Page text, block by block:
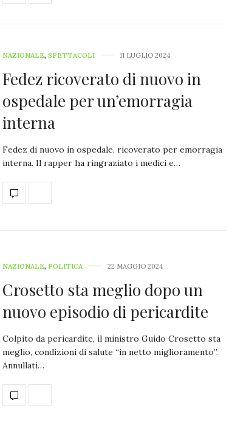
NAZIONALE, SPETTACOLI 11 LUGLIO 2024
Fedez ricoverato di nuovo in
ospedale per un’emorragia
interna
Fedez di nuovo in ospedale, ricoverato per emorragia
interna. Il rapper ha ringraziato i medici e…
NAZIONALE, POLITICA 22 MAGGIO 2024
Crosetto sta meglio dopo un
nuovo episodio di pericardite
Colpito da pericardite, il ministro Guido Crosetto sta
meglio, condizioni di salute “in netto miglioramento”.
Annullati…